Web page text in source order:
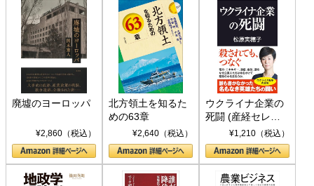
廃墟のヨーロッパ
¥2,860（税込）
北方領土を知るた
めの63章
¥2,640（税込）
ウクライナ企業の
死闘 (産経セレク
ト S 039)¥1,210（税込）